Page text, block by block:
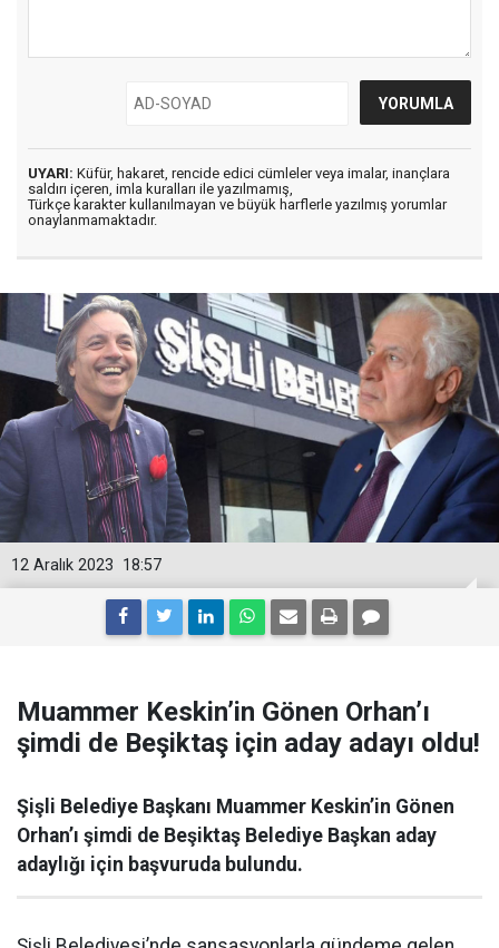
UYARI: Küfür, hakaret, rencide edici cümleler veya imalar, inançlara
saldırı içeren, imla kuralları ile yazılmamış,
Türkçe karakter kullanılmayan ve büyük harflerle yazılmış yorumlar
onaylanmamaktadır.
18:57
12 Aralık 2023
Muammer Keskin’in Gönen Orhan’ı
şimdi de Beşiktaş için aday adayı oldu!
Şişli Belediye Başkanı Muammer Keskin’in Gönen
Orhan’ı şimdi de Beşiktaş Belediye Başkan aday
adaylığı için başvuruda bulundu.